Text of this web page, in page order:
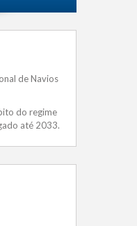
de Navios
do regime
até 2033.